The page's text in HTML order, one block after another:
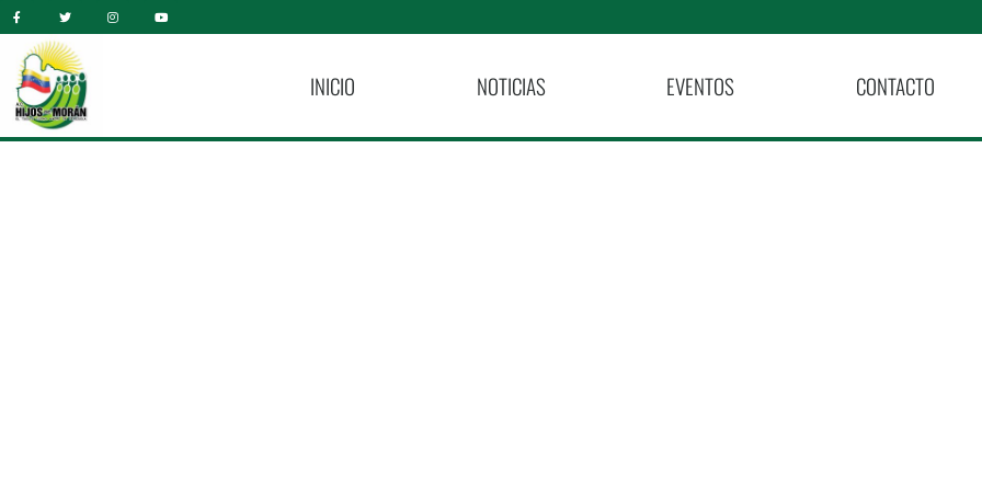
INICIO NOTICIAS EVENTOS CONTACTO